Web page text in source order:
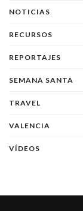
NOTICIAS
RECURSOS
REPORTAJES
SEMANA SANTA
TRAVEL
VALENCIA
VÍDEOS